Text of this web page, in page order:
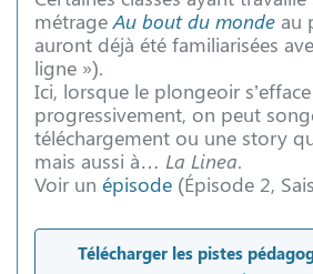
métrage Au bout du monde au
auront déjà été familiarisées
ligne »).
Ici, lorsque le plongeoir s’efface
progressivement, on peut
téléchargement ou une story
mais aussi à… La Linea.
Voir un épisode (Épisode 2,
Télécharger les pistes